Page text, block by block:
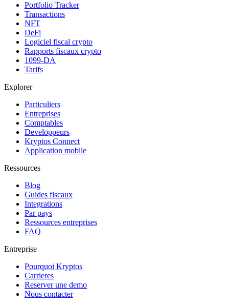
Portfolio Tracker
Transactions
NFT
DeFi
Logiciel fiscal crypto
Rapports fiscaux crypto
1099-DA
Tarifs
Explorer
Particuliers
Entreprises
Comptables
Developpeurs
Kryptos Connect
Application mobile
Ressources
Blog
Guides fiscaux
Integrations
Par pays
Ressources entreprises
FAQ
Entreprise
Pourquoi Kryptos
Carrieres
Reserver une demo
Nous contacter